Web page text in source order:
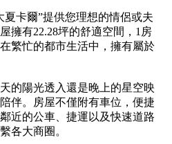
地下室
4樓
11~20樓